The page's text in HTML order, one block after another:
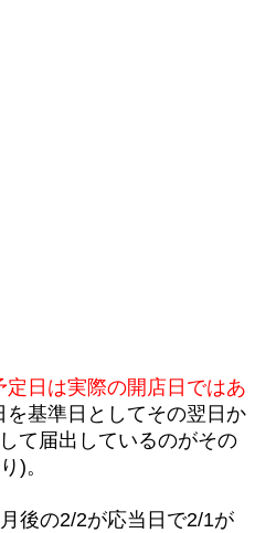
日は実際の開店日ではあ
を基準日としてその翌日か
て届出しているのがその
)。
の2/2が応当日で2/1が